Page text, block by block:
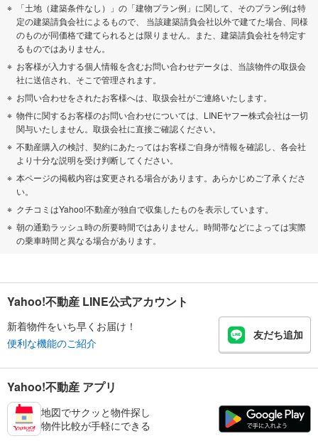
「土地（建築条件なし）」の「建物プラン例」に関して、そのプラン例は特
定の建築請負会社によるもので、 当該建築請負会社以外で建てた場合、同様
のものが同価格で建てられるとは限りません。また、建築請負会社を特定す
るものではありません。
お客様が入力する個人情報を含むお問い合わせデータは、当該物件の取扱会
社に送信され、そこで管理されます。
お問い合わせをされたお客様へは、取扱会社がご連絡いたします。
物件に関するお客様のお問い合わせについては、LINEヤフー株式会社は一切
関与いたしません。取扱会社に直接ご確認ください。
不動産購入の検討、契約にあたってはお客様ご自身が情報を確認し、各会社
より十分な説明を受け判断してください。
本ページの掲載内容は変更される場合があります。あらかじめご了承くださ
い。
クチコミはYahoo!不動産が独自で収集したものを表示しています。
朝の通勤ラッシュ時の所要時間ではありません。時間帯などによっては実際
の乗車時間と異なる場合があります。
Yahoo!不動産 LINE公式アカウント
新着物件をいち早くお届け！
便利な機能のご紹介
友だち追加
Yahoo!不動産 アプリ
地図でサクッと物件探し
物件比較が手軽にできる